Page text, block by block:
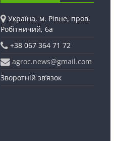
Україна, м. Рівне, пров.
Робітничий, 6а
+38 067 364 71 72
agroc.news@gmail.com
Зворотній зв’язок